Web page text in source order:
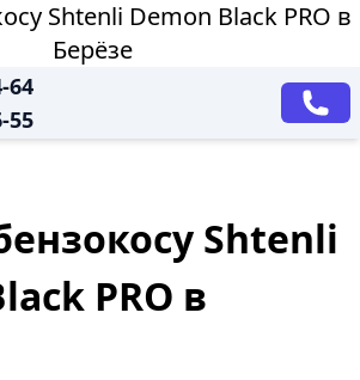
Shtenli Demon Black PRO в
Берёзе
64
55
Shtenli
PRO в